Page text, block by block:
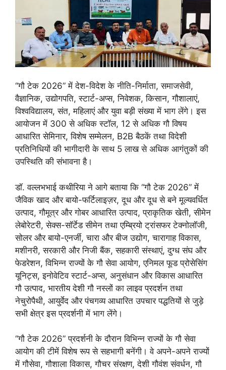
“गौ टेक 2026” में देश-विदेश के नीति-निर्माता, समाजसेवी,
वैज्ञानिक, उद्योगपति, स्टार्ट-अप्स, निवेशक, किसान, गौशालाएं,
विश्वविद्यालय, संत, महिलाएं और युवा बड़ी संख्या में भाग लेंगे। इस
आयोजन में 300 से अधिक स्टॉल, 12 से अधिक गौ विषय
आधारित सेमिनार, विशेष सम्मेलन, B2B बैठकें तथा विदेशी
प्रतिनिधियों की भागीदारी के साथ 5 लाख से अधिक आगंतुकों की
उपस्थिति की संभावना है।
डॉ. वल्लभभाई कथीरिया ने आगे बताया कि “गौ टेक 2026” में
जैविक खाद और बायो-फर्टिलाइज़र, दूध और दूध से बने मूल्यवर्धित
उत्पाद, गौमूत्र और गोबर आधारित उत्पाद, प्राकृतिक खेती, सीमेन
लेबोरेटरी, सेक्स-सॉर्टेड सीमेन तथा एम्ब्रियो ट्रांसफर टेक्नोलॉजी,
सोलर और बायो-एनर्जी, चारा और बीज उद्योग, चारागाह विकास,
मशीनरी, सरकारी और निजी बैंक, सहकारी संस्थाएं, दुग्ध संघ और
फेडरेशन, विभिन्न राज्यों के गौ सेवा आयोग, एनिमल फूड प्रोसेसिंग
यूनिट्स, इनोवेटिव स्टार्ट-अप्स, अनुसंधान और विकास आधारित
गौ उत्पाद, भारतीय देशी गौ नस्लों का लाइव प्रदर्शन तथा
नेचुरोपैथी, आयुर्वेद और पंचगव्य आधारित उपचार पद्धतियों से जुड़े
सभी क्षेत्र इस प्रदर्शनी में भाग लेंगे।
“गौ टेक 2026” प्रदर्शनी के दौरान विभिन्न राज्यों के गौ सेवा
आयोग की टीमें विशेष रूप से सहभागी बनेंगी। वे अपने-अपने राज्यों
में गौसेवा, गौशाला विकास, गौचर संरक्षण, देशी गौवंश संवर्धन, गौ